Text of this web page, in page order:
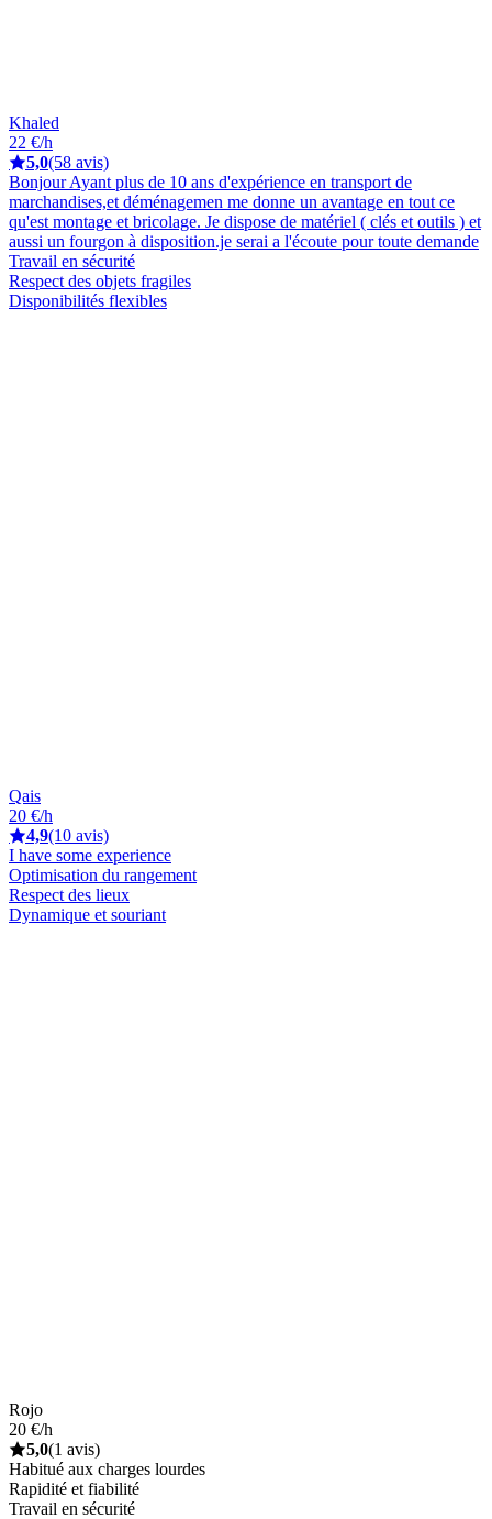
Khaled
22 €/h
5,0(58 avis)
Bonjour Ayant plus de 10 ans d'expérience en transport de
marchandises,et déménagemen me donne un avantage en tout ce
qu'est montage et bricolage. Je dispose de matériel ( clés et outils ) et
aussi un fourgon à disposition.je serai a l'écoute pour toute demande
Travail en sécurité
Respect des objets fragiles
Disponibilités flexibles
Qais
20 €/h
4,9(10 avis)
I have some experience
Optimisation du rangement
Respect des lieux
Dynamique et souriant
Rojo
20 €/h
5,0(1 avis)
Habitué aux charges lourdes
Rapidité et fiabilité
Travail en sécurité